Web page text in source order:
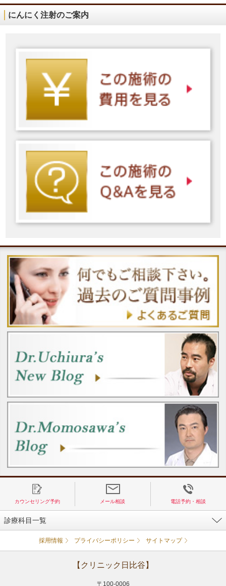
にんにく注射のご案内
カウンセリング予約 メール相談 電話予約・相談
診療科目一覧
採用情報 プライバシーポリシー サイトマップ
【クリニック日比谷】
〒100-0006